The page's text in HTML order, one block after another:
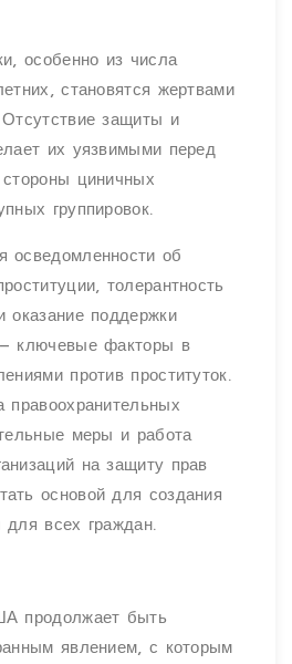
особенно из числа
становятся жертвами
защиты и
их уязвимыми перед
циничных
группировок.
осведомленности об
толерантность
поддержки
ключевые факторы в
против проституток.
правоохранительных
меры и работа
на защиту прав
основой для создания
всех граждан.
продолжает быть
явлением, с которым